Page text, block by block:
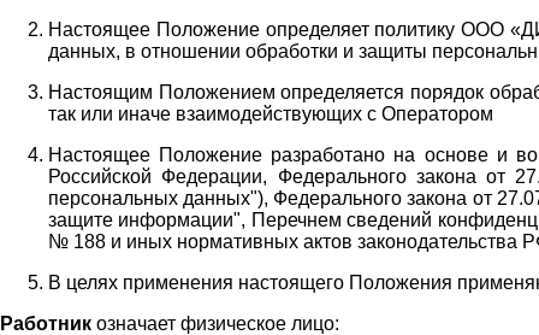
Настоящее Положение определяет политику ООО
данных, в отношении обработки и защиты
Настоящим Положением определяется порядок
так или иначе взаимодействующих с Оператором
Настоящее Положение разработано на основе и во
Российской Федерации, Федерального закона
персональных данных"), Федерального закона от
защите информации", Перечнем сведений
№ 188 и иных нормативных актов законодательства
В целях применения настоящего Положения
Работник означает физическое лицо: